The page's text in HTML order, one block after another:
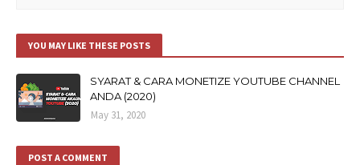
YOU MAY LIKE THESE POSTS
SYARAT & CARA MONETIZE YOUTUBE CHANNEL
ANDA (2020)
May 31, 2020
POST A COMMENT